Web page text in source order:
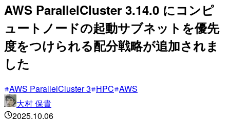
AWS ParallelCluster 3.14.0 にコンピ
ュートノードの起動サブネットを優先
度をつけられる配分戦略が追加されま
した
AWS ParallelCluster 3 HPC AWS
大村 保貴
2025.10.06